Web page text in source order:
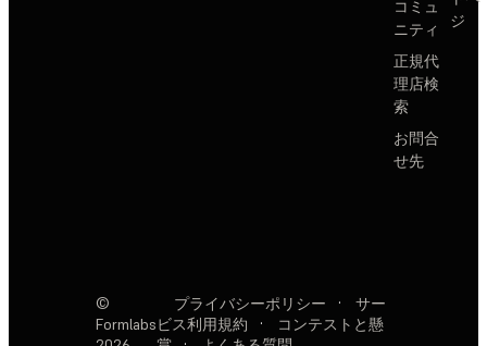
コミュ
ニティ
正規代
理店検
索
お問合
せ先
ジ
©
Formlabs
プライバシーポリシー ·
サー
ビス利用規約
·
コンテストと懸